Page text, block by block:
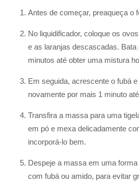
Antes de começar, preaqueça o
No liquidificador, coloque os
e as laranjas descascadas.
minutos até obter uma mistura
Em seguida, acrescente o fubá
novamente por mais 1 minuto
Transfira a massa para uma
em pó e mexa delicadamente
incorporá-lo bem.
Despeje a massa em uma
com fubá ou amido, para evitar